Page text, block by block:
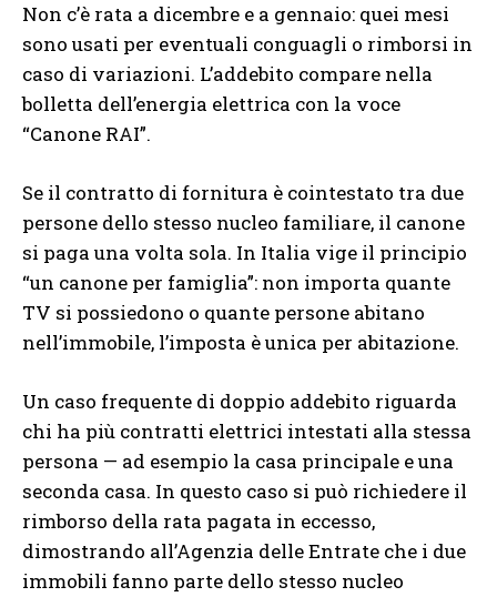
Non c’è rata a dicembre e a gennaio: quei mesi
sono usati per eventuali conguagli o rimborsi in
caso di variazioni. L’addebito compare nella
bolletta dell’energia elettrica con la voce
“Canone RAI”.
Se il contratto di fornitura è cointestato tra due
persone dello stesso nucleo familiare, il canone
si paga una volta sola. In Italia vige il principio
“un canone per famiglia”: non importa quante
TV si possiedono o quante persone abitano
nell’immobile, l’imposta è unica per abitazione.
Un caso frequente di doppio addebito riguarda
chi ha più contratti elettrici intestati alla stessa
persona — ad esempio la casa principale e una
seconda casa. In questo caso si può richiedere il
rimborso della rata pagata in eccesso,
dimostrando all’Agenzia delle Entrate che i due
immobili fanno parte dello stesso nucleo